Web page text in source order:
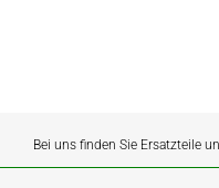
Bei uns finden Sie Ersatzteile